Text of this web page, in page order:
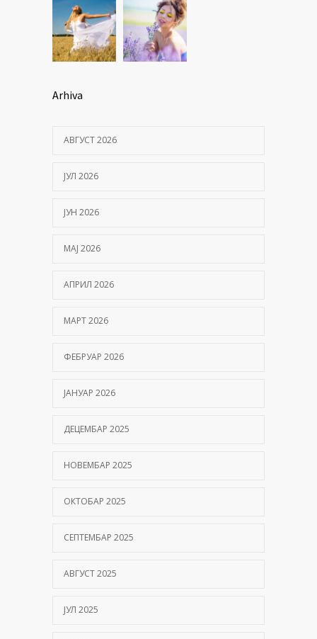
Arhiva
АВГУСТ 2026
ЈУЛ 2026
ЈУН 2026
МАЈ 2026
АПРИЛ 2026
МАРТ 2026
ФЕБРУАР 2026
ЈАНУАР 2026
ДЕЦЕМБАР 2025
НОВЕМБАР 2025
ОКТОБАР 2025
СЕПТЕМБАР 2025
АВГУСТ 2025
ЈУЛ 2025